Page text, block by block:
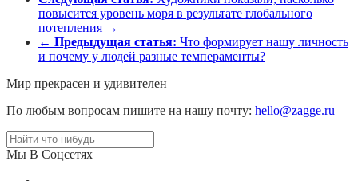
повысится уровень моря в результате глобального
потепления →
← Предыдущая статья: Что формирует нашу личность
и почему у людей разные темпераменты?
Мир прекрасен и удивителен
По любым вопросам пишите на нашу почту: hello@zagge.ru
Мы В Соцсетях